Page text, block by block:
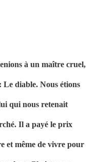
à un maître cruel,
Le diable. Nous étions
qui nous retenait
Il a payé le prix
et même de vivre pour